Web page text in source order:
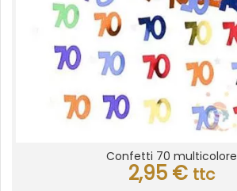
Confetti 70 multicolore
2,95 € ttc